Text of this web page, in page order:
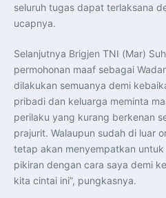
seluruh tugas dapat terlaksana
ucapnya.
Selanjutnya Brigjen TNI (Mar)
permohonan maaf sebagai
dilakukan semuanya demi
pribadi dan keluarga meminta
perilaku yang kurang berkenan
prajurit. Walaupun sudah di luar
tetap akan menyempatkan
pikiran dengan cara saya demi
kita cintai ini”, pungkasnya.